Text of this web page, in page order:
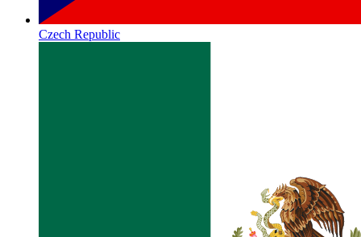
Czech Republic